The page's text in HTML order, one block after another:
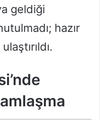
geldiği
hazır